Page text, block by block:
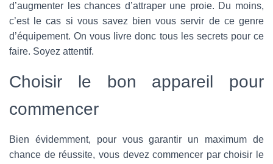
d’augmenter les chances d’attraper une proie. Du moins,
c’est le cas si vous savez bien vous servir de ce genre
d’équipement. On vous livre donc tous les secrets pour ce
faire. Soyez attentif.
Choisir le bon appareil pour
commencer
Bien évidemment, pour vous garantir un maximum de
chance de réussite, vous devez commencer par choisir le